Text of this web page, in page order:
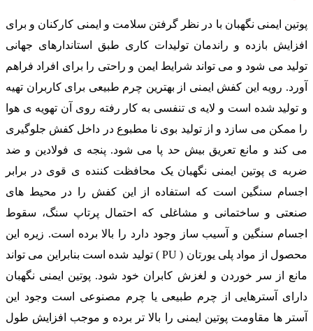
پوتین ایمنی نگهبان با در نظر گرفتن سلامت و ایمنی کارکنان و برای
افزایش بازده و راندمان تولیدات کاری طبق استاندارهای جهانی
تولید می شود و می تواند شرایط ایمن و راحتی را برای افراد فراهم
آورد. رویه این کفش ایمنی از بهترین چرم طبیعی برای کاربران تهیه
و تولید شده است و لایه ی تنفسی به کار رفته روی آن تهویه ی هوا
را ممکن می سازد و از تولید بوی نا مطبوع در داخل کفش جلوگیری
می کند و مانع تعریق بیش حد پا می شود. پنجه ی فولادین و ضد
ضربه ی پوتین ایمنی نگهبان یک محافظت کننده ی قوی در برابر
اجسام سنگین است که استفاده از این کفش را در محیط های
صنعتی و ساختمانی و مشاغلی که احتمال پرتاپ سنگ، سقوط
اجسام سنگین و آسیب ساز وجود دارد را بالا برده است. زیره این
محصول از مواد پلی یورتان ( PU ) تولید شده است بنابراین می تواند
مانع از سر خوردن و لغزش کابران خود شود. پوتین ایمنی نگهبان
دارای آسترهایی از چرم طبیعی یا چرم مصنوعی است وجود این
آستر ها مقاومت پوتین ایمنی را بالا تر برده و موجب افزایش طول